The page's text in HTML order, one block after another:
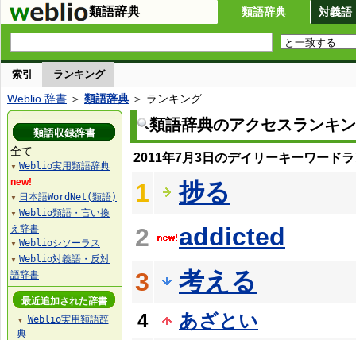
類語辞典 類語辞典 対義語
索引 ランキング
Weblio 辞書 ＞ 類語辞典 ＞ ランキング
類語辞典のアクセスランキ
2011年7月3日のデイリーキーワード
1
捗る
2
addicted
3
考える
4
あざとい
類語収録辞書
全て
▼ Weblio実用類語辞典
new!
▼ 日本語WordNet(類語)
▼ Weblio類語・言い換
え辞書
▼ Weblioシソーラス
▼ Weblio対義語・反対
語辞書
最近追加された辞書
▼
Weblio実用類語辞
典